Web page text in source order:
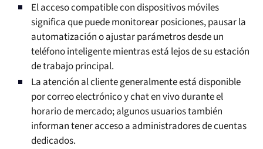
El acceso compatible con dispositivos móviles
significa que puede monitorear posiciones, pausar la
automatización o ajustar parámetros desde un
teléfono inteligente mientras está lejos de su estación
de trabajo principal.
La atención al cliente generalmente está disponible
por correo electrónico y chat en vivo durante el
horario de mercado; algunos usuarios también
informan tener acceso a administradores de cuentas
dedicados.